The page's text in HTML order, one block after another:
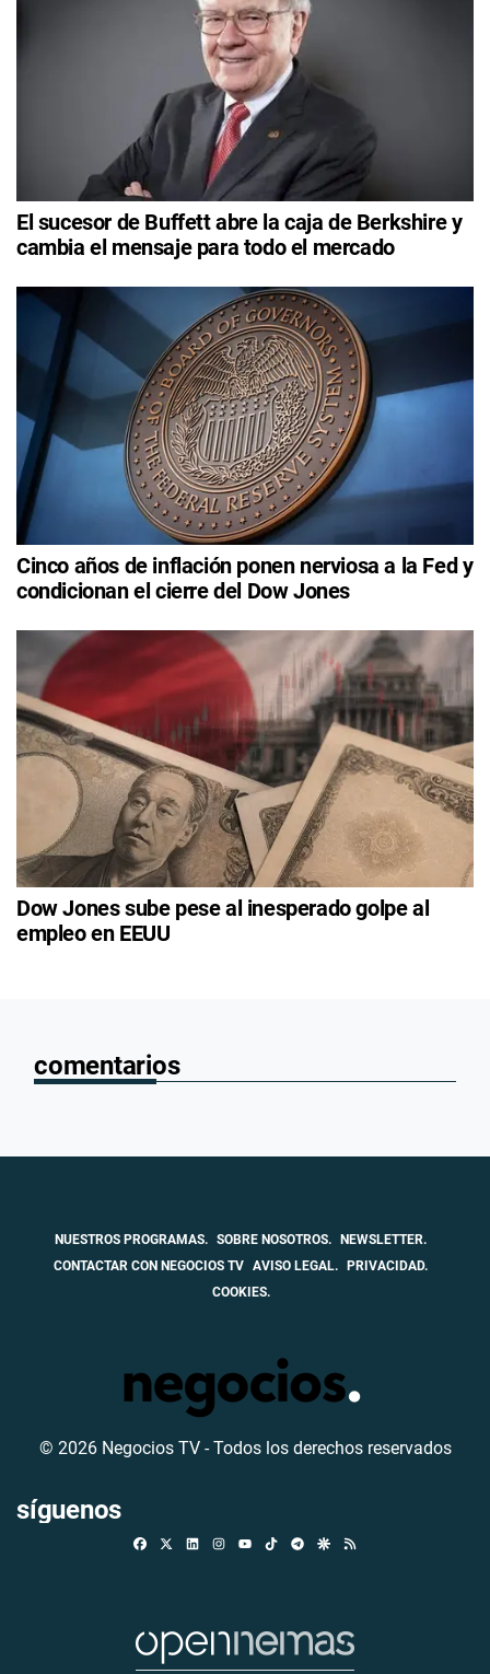
El sucesor de Buffett abre la caja de Berkshire y
cambia el mensaje para todo el mercado
Cinco años de inflación ponen nerviosa a la Fed y
condicionan el cierre del Dow Jones
Dow Jones sube pese al inesperado golpe al
empleo en EEUU
comentarios
NUESTROS PROGRAMAS. SOBRE NOSOTROS. NEWSLETTER.
CONTACTAR CON NEGOCIOS TV AVISO LEGAL. PRIVACIDAD.
COOKIES.
© 2026 Negocios TV - Todos los derechos reservados
síguenos
FacebookLinkedinInstagramTikTokTelegramGoogle Discover